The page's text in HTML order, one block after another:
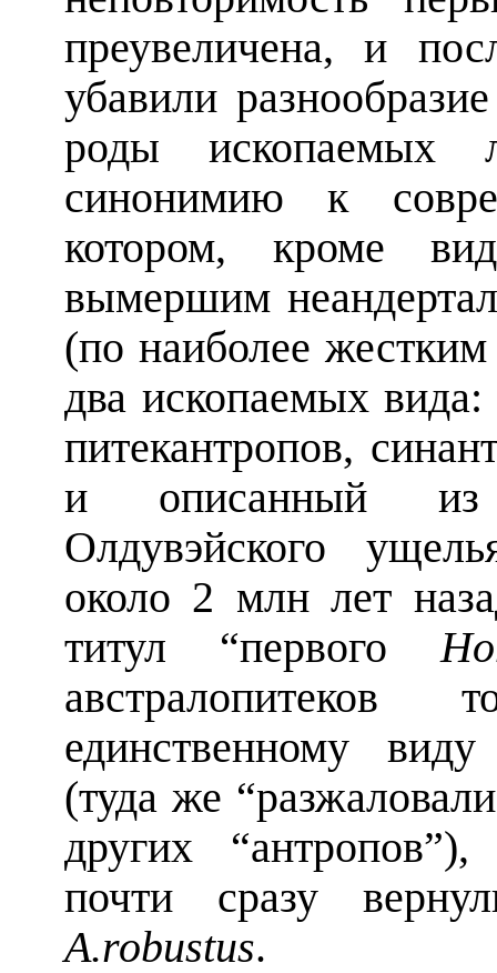
преувеличена, и
убавили
роды
синонимию к
котором, кроме
вымершим
(по наиболее
два ископаемых вида:
питекантропов,
и описанный из
Олдувэйского
около 2 млн лет
титул “первого
единственному
(туда же
других
почти сразу
A.robustus.